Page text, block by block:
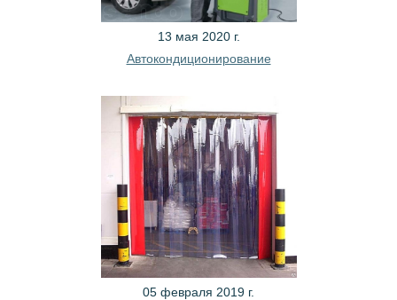
13 мая 2020 г.
Автокондиционирование
05 февраля 2019 г.